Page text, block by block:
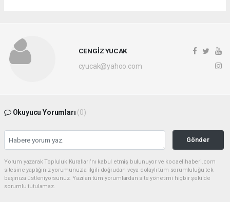
CENGİZ YUCAK
cyucak@yahoo.com
Okuyucu Yorumları (0)
Gönder
Yorum yazarak Topluluk Kuralları’nı kabul etmiş bulunuyor ve kocaelihaberi.com
sitesine yaptığınız yorumunuzla ilgili doğrudan veya dolaylı tüm sorumluluğu tek
başınıza üstleniyorsunuz. Yazılan tüm yorumlardan site yönetimi hiçbir şekilde
sorumlu tutulamaz.